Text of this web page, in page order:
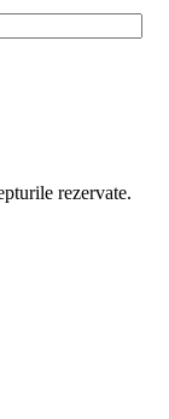
rezervate.